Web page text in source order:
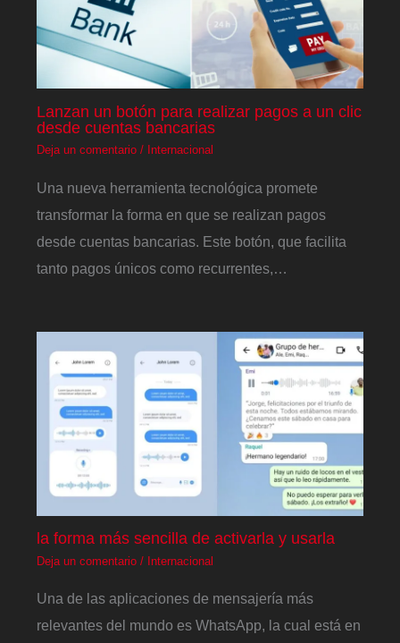
Lanzan un botón para realizar pagos a un clic
desde cuentas bancarias
Deja un comentario / Internacional
Una nueva herramienta tecnológica promete
transformar la forma en que se realizan pagos
desde cuentas bancarias. Este botón, que facilita
tanto pagos únicos como recurrentes,…
la forma más sencilla de activarla y usarla
Deja un comentario / Internacional
Una de las aplicaciones de mensajería más
relevantes del mundo es WhatsApp, la cual está en